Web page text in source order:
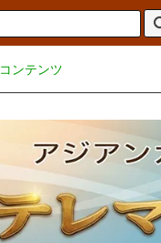
コンテンツ